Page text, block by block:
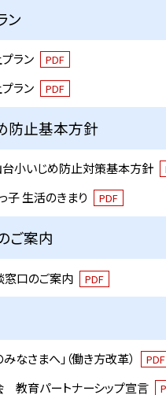
ン
ラン PDF
ラン PDF
防止基本方針
小いじめ防止対策基本方針
生活のきまり PDF
ご案内
窓口のご案内 PDF
なさまへ」（働き方改革） PDF
教育パートナーシップ宣言